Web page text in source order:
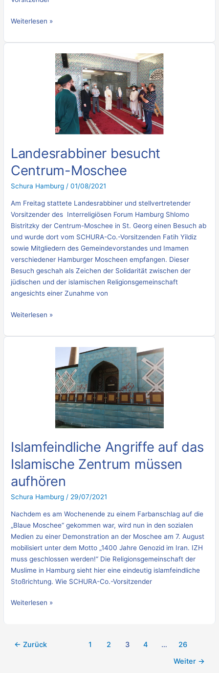
Weiterlesen »
Landesrabbiner besucht
Centrum-Moschee
Schura Hamburg /01/08/2021
Am Freitag stattete Landesrabbiner und stellvertretender
Vorsitzender des Interreligiösen Forum Hamburg Shlomo
Bistritzky der Centrum-Moschee in St. Georg einen Besuch ab
und wurde dort vom SCHURA-Co.-Vorsitzenden Fatih Yildiz
sowie Mitgliedern des Gemeindevorstandes und Imamen
verschiedener Hamburger Moscheen empfangen. Dieser
Besuch geschah als Zeichen der Solidarität zwischen der
jüdischen und der islamischen Religionsgemeinschaft
angesichts einer Zunahme von
Landesrabbiner
Weiterlesen »
Islamfeindliche Angriffe auf das
Islamische Zentrum müssen
aufhören
Schura Hamburg / 29/07/2021
Nachdem es am Wochenende zu einem Farbanschlag auf die
„Blaue Moschee“ gekommen war, wird nun in den sozialen
Medien zu einer Demonstration an der Moschee am 7. August
mobilisiert unter dem Motto „1400 Jahre Genozid im Iran. IZH
muss geschlossen werden!“ Die Religionsgemeinschaft der
Muslime in Hamburg sieht hier eine eindeutig islamfeindliche
Stoßrichtung. Wie SCHURA-Co.-Vorsitzender
Weiterlesen »
← Zurück 1 2 3 4 …
26
Weiter →